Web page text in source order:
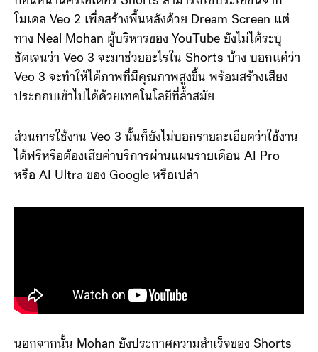
โมเดล Veo 2 เพื่อสร้างพื้นหลังด้วย Dream Screen แต่
ทาง Neal Mohan ผู้บริหารของ YouTube ยังไม่ได้ระบุ
ชัดเจนว่า Veo 3 จะมาช่วยอะไรใน Shorts บ้าง บอกแค่ว่า
Veo 3 จะทำให้ได้ภาพที่มีคุณภาพสูงขึ้น พร้อมสร้างเสียง
ประกอบเข้าไปได้ด้วยเทคโนโลยีที่ล้ำสมัย
ส่วนการใช้งาน Veo 3 นั้นก็ยังไม่บอกรายละเอียดว่าใช้งาน
ได้ฟรีหรือต้องเสียค่าบริการผ่านแผนรายเดือน AI Pro
หรือ AI Ultra ของ Google หรือเปล่า
นอกจากนั้น Mohan ยังประกาศความสำเร็จของ Shorts